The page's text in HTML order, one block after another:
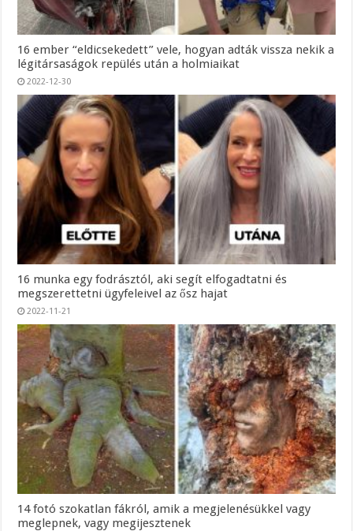
16 ember “eldicsekedett” vele, hogyan adták vissza nekik a
légitársaságok repülés után a holmiaikat
2022-12-30
16 munka egy fodrásztól, aki segít elfogadtatni és
megszerettetni ügyfeleivel az ősz hajat
2022-11-21
14 fotó szokatlan fákról, amik a megjelenésükkel vagy
meglepnek, vagy megijesztenek